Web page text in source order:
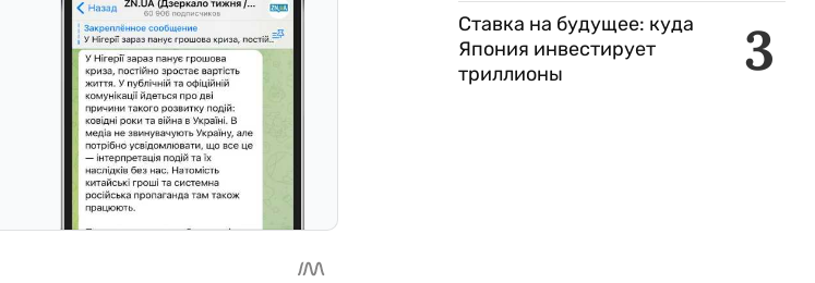
3
Ставка на будущее: куда
Япония инвестирует
триллионы